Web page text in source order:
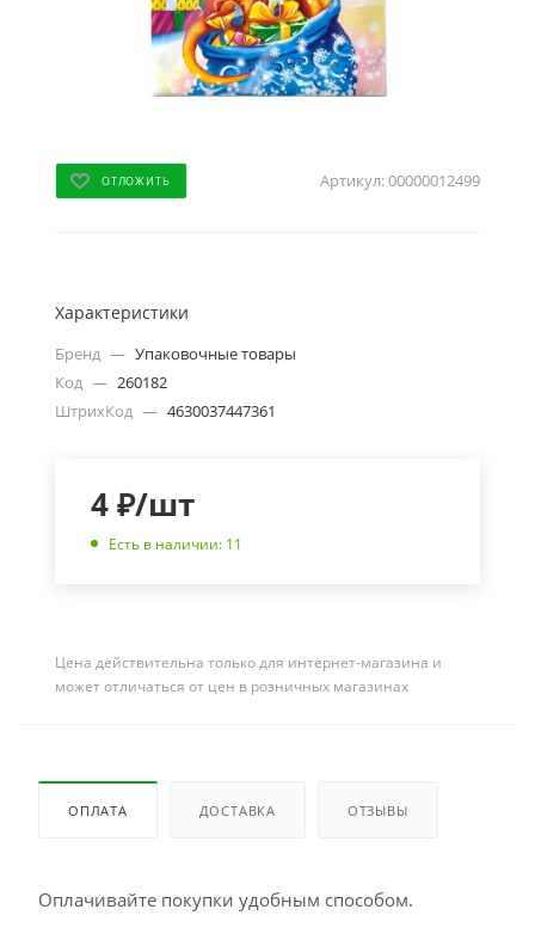
ОТЛОЖИТЬ Артикул:00000012499
Характеристики
Бренд — Упаковочные товары
Код — 260182
ШтрихКод — 4630037447361
4₽/шт
Есть в наличии: 11
Цена действительна только для интернет-магазина и
может отличаться от цен в розничных магазинах
ОПЛАТА ДОСТАВКА ОТЗЫВЫ
Оплачивайте покупки удобным способом.